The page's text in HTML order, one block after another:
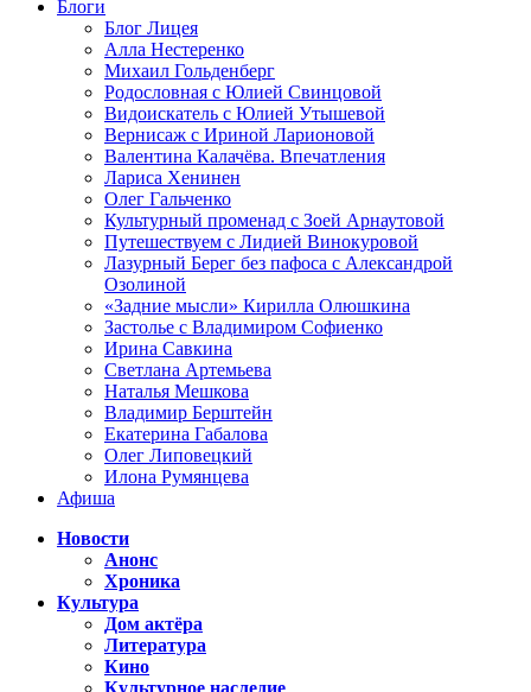
Блоги
Блог Лицея
Алла Нестеренко
Михаил Гольденберг
Родословная с Юлией Свинцовой
Видоискатель с Юлией Утышевой
Вернисаж с Ириной Ларионовой
Валентина Калачёва. Впечатления
Лариса Хенинен
Олег Гальченко
Культурный променад с Зоей Арнаутовой
Путешествуем с Лидией Винокуровой
Лазурный Берег без пафоса с Александрой
Озолиной
«Задние мысли» Кирилла Олюшкина
Застолье с Владимиром Софиенко
Ирина Савкина
Светлана Артемьева
Наталья Мешкова
Владимир Берштейн
Екатерина Габалова
Олег Липовецкий
Илона Румянцева
Афиша
Новости
Анонс
Хроника
Культура
Дом актёра
Литература
Кино